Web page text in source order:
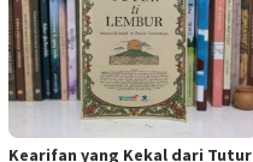
Kearifan yang Kekal dari Tutur